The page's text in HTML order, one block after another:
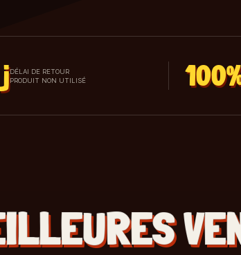
jDÉLAI DE RETOUR
PRODUIT NON UTILISÉ